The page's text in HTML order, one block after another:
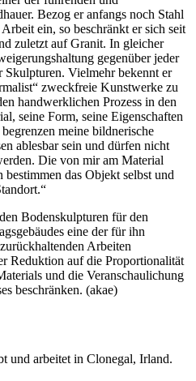
Bezog er anfangs noch Stahl
ein, so beschränkt er sich seit
zuletzt auf Granit. In gleicher
gegenüber jeder
Vielmehr bekennt er
zweckfreie Kunstwerke zu
handwerklichen Prozess in den
seine Form, seine Eigenschaften
meine bildnerische
ablesbar sein und dürfen nicht
Die von mir am Material
das Objekt selbst und
Bodenskulpturen für den
eine der für ihn
Arbeiten
Reduktion auf die Proportionalität
und die Veranschaulichung
beschränken. (akae)
und arbeitet in Clonegal, Irland.